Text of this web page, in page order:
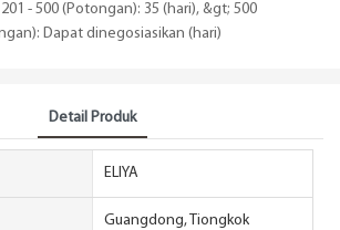
- 500 (Potongan): 35 (hari), &gt; 500
Dapat dinegosiasikan (hari)
Detail Produk
ELIYA
Guangdong, Tiongkok